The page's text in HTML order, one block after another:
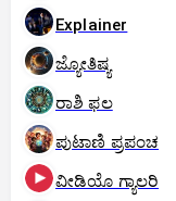
Explainer
ಜ್ಯೋತಿಷ್ಯ
ರಾಶಿ ಫಲ
ಪುಟಾಣಿ ಪ್ರಪಂಚ
ವೀಡಿಯೊ ಗ್ಯಾಲರಿ